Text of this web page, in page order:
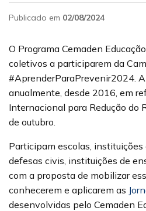
Publicado em 02/08/2024
O Programa Cemaden
coletivos a participarem da
#AprenderParaPrevenir2024.
anualmente, desde 2016, em
Internacional para Redução do
de outubro.
Participam escolas,
defesas civis, instituições de
com a proposta de mobilizar
conhecerem e aplicarem as
desenvolvidas pelo Cemaden